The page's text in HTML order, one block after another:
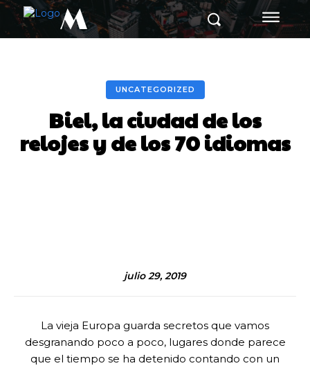
M
UNCATEGORIZED
Biel, la ciudad de los
relojes y de los 70 idiomas
julio 29, 2019
La vieja Europa guarda secretos que vamos
desgranando poco a poco, lugares donde parece
que el tiempo se ha detenido contando con un